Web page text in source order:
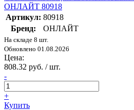
ОНЛАЙТ 80918
Артикул: 80918
Бренд:
ОНЛАЙТ
На складе 8 шт.
Обновлено 01.08.2026
Цена:
808.32 руб. / шт.
-
+
Купить